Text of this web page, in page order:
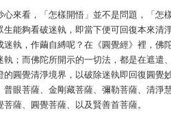
心來看，「怎樣開悟」並不是問題，「怎
生能夠看破迷執，即當下便可回復本來清
迷執，作繭自縛呢？在《圓覺經》裡，佛
執；而佛陀所開示的一切法，都是在遮遣
的圓覺清淨境界，以破除迷執即回復圓覺
普眼菩薩、金剛藏菩薩、彌勒菩薩、清淨
薩、圓覺菩薩、以及賢善首菩薩。